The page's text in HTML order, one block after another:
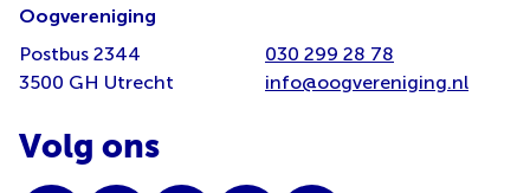
Oogvereniging
Postbus 2344
3500 GH Utrecht
030 299 28 78
info@oogvereniging.nl
Volg ons